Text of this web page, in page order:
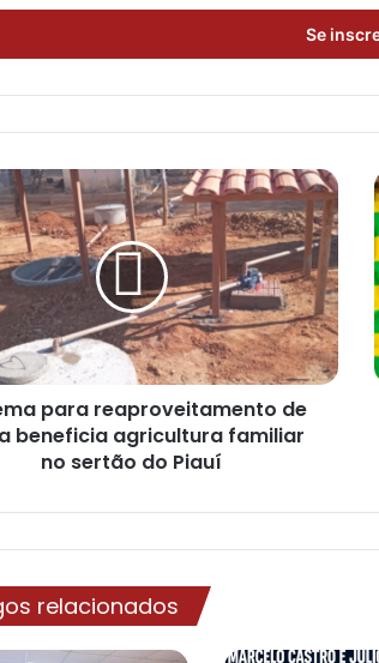
para reaproveitamento de
beneficia agricultura familiar
no sertão do Piauí
relacionados